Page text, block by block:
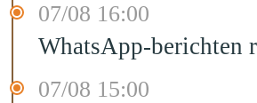
07/08 16:00
WhatsApp-berichten
07/08 15:00